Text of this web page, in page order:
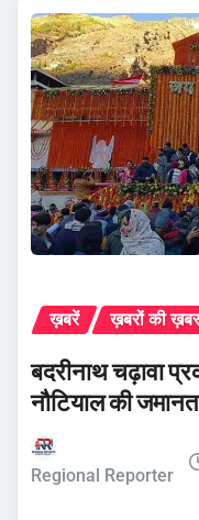
ख़बरें ख़बरों की ख़बर
बदरीनाथ चढ़ावा
नौटियाल की
Regional Reporter